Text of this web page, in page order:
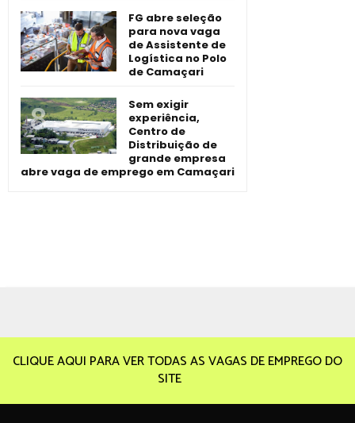
FG abre seleção
para nova vaga
de Assistente de
Logística no Polo
de Camaçari
Sem exigir
experiência,
Centro de
Distribuição de
grande empresa
abre vaga de emprego em Camaçari
CLIQUE AQUI PARA VER TODAS AS VAGAS DE EMPREGO DO
SITE